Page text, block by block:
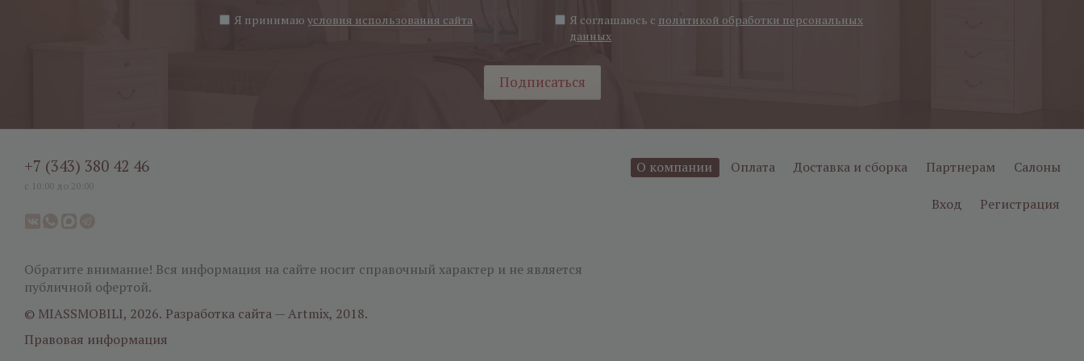
Я принимаю условия использования сайта Я соглашаюсь с политикой обработки персональных
данных
Подписаться
+7 (343) 380 42 46
с 10:00 до 20:00
Обратите внимание! Вся информация на сайте носит справочный характер и не является
публичной офертой.
© MIASSMOBILI, 2026. Разработка сайта — Artmix, 2018.
Правовая информация
О компании Оплата Доставка и сборка Партнерам Салоны
Вход Регистрация